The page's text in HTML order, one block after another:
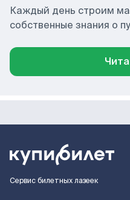
Каждый день строим
собственные знания о
Сервис билетных лазеек